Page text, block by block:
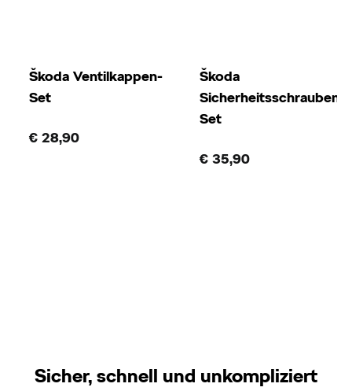
Škoda Ventilkappen-
Set
€ 28,90
Škoda
Sicherheitsschrauben-
Set
€ 35,90
Sicher, schnell und unkompliziert